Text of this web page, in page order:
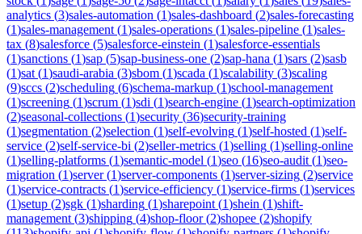
analytics (3)sales-automation (1)sales-dashboard (2)sales-forecasting
(1)sales-management (1)sales-operations (1)sales-pipeline (1)sales-
tax (8)salesforce (5)salesforce-einstein (1)salesforce-essentials
(1)sanctions (1)sap (5)sap-business-one (2)sap-hana (1)sars (2)sasb
(1)sat (1)saudi-arabia (3)sbom (1)scada (1)scalability (3)scaling
(9)sccs (2)scheduling (6)schema-markup (1)school-management
(1)screening (1)scrum (1)sdi (1)search-engine (1)search-optimization
(2)seasonal-collections (1)security (36)security-training
(1)segmentation (2)selection (1)self-evolving (1)self-hosted (1)self-
service (2)self-service-bi (2)seller-metrics (1)selling (1)selling-online
(1)selling-platforms (1)semantic-model (1)seo (16)seo-audit (1)seo-
migration (1)server(1)server-components (1)server-sizing (2)service
(1)service-contracts (1)service-efficiency (1)service-firms (1)services
(1)setup (2)sgk (1)sharding (1)sharepoint (1)shein (1)shift-
management (3)shipping (4)shop-floor(2)shopee (2)shopify